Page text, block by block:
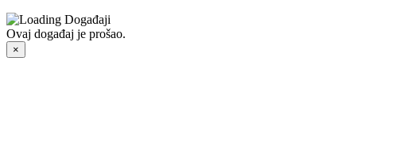
Ovaj događaj je prošao.
×